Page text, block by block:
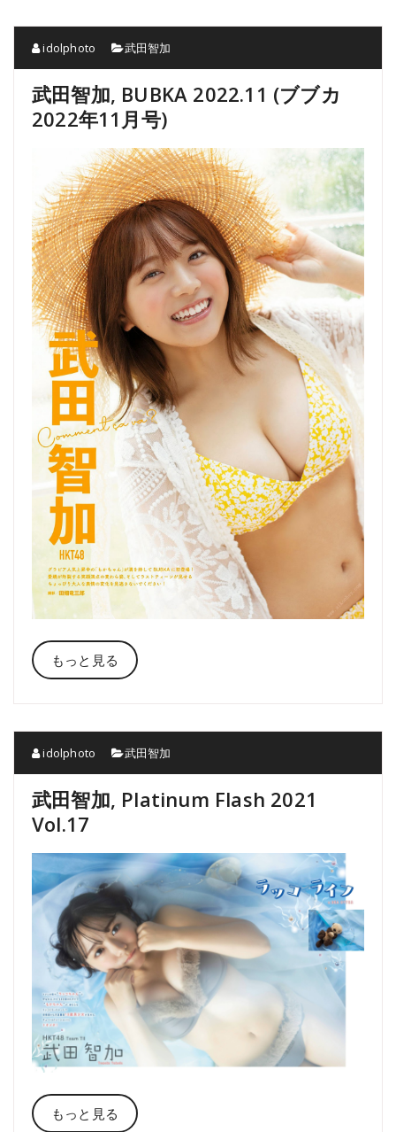
idolphoto 武田智加
武田智加, BUBKA 2022.11 (ブブカ
2022年11月号)
もっと見る
idolphoto 武田智加
武田智加, Platinum Flash 2021
Vol.17
もっと見る